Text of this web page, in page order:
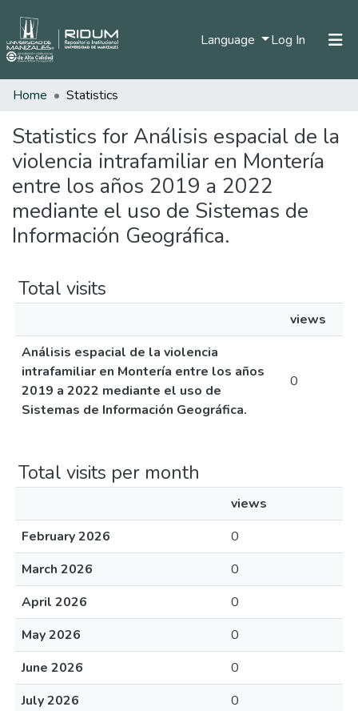
Language Log In (current)
Communities & Collections
All of DSpace
Home Statistics
Statistics for Análisis espacial de la
violencia intrafamiliar en Montería
entre los años 2019 a 2022
mediante el uso de Sistemas de
Información Geográfica.
Total visits
views
Análisis espacial de la violencia
intrafamiliar en Montería entre los años
2019 a 2022 mediante el uso de
Sistemas de Información Geográfica.
0
Total visits per month
views
February 2026
0
March 2026
0
April 2026
0
May 2026
0
June 2026
0
July 2026
0